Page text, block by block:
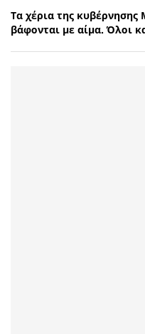
Τα χέρια της
βάφονται με αίμα. Όλοι